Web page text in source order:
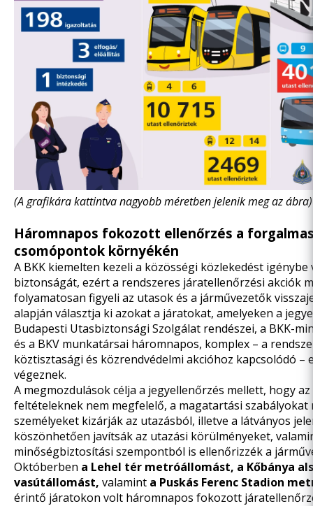
(A grafikára kattintva nagyobb méretben jelenik meg az ábra)
Háromnapos fokozott ellenőrzés a
csomópontok környékén
A BKK kiemelten kezeli a közösségi közlekedést igénybe
biztonságát, ezért a rendszeres járatellenőrzési akciók
folyamatosan figyeli az utasok és a járművezetők
alapján választja ki azokat a járatokat, amelyeken a
Budapesti Utasbiztonsági Szolgálat rendészei, a BKK-
és a BKV munkatársai háromnapos, komplex – a
köztisztasági és közrendvédelmi akcióhoz kapcsolódó –
végeznek.
A megmozdulások célja a jegyellenőrzés mellett, hogy
feltételeknek nem megfelelő, a magatartási szabályokat
személyeket kizárják az utazásból, illetve a látványos
köszönhetően javítsák az utazási körülményeket,
minőségbiztosítási szempontból is ellenőrizzék a
Októberben a Lehel tér metróállomást, a Kőbánya
vasútállomást, valamint a Puskás Ferenc Stadion
érintő járatokon volt háromnapos fokozott